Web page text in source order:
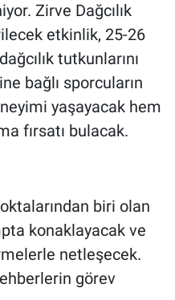
Zirve Dağcılık
etkinlik, 25-26
tutkunlarını
bağlı sporcuların
yaşayacak hem
fırsatı bulacak.
biri olan
konaklayacak ve
netleşecek.
görev